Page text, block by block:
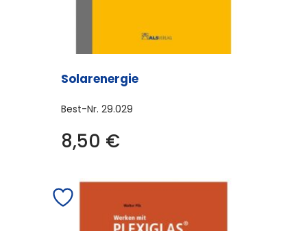
Solarenergie
Best-Nr. 29.029
8,50 €